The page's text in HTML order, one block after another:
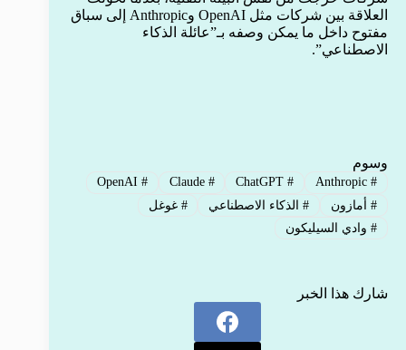
العلاقة بين شركات مثل OpenAI وAnthropic إلى سباق
مفتوح داخل ما يمكن وصفه بـ”عائلة الذكاء
الاصطناعي”.
وسوم
#
Anthropic
#
ChatGPT
#
Claude
#
#أمازون #الذكاء الاصطناعي # غوغل
#وادي السيليكون
شارك هذا الخبر